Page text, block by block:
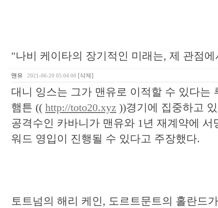
"나비 케이타의 장기적인 미래는, 제 관점
맨유 2021-06-20 05:04:00 [삭제]
대니 잉스는 그가 맨유로 이적할 수 있다는
햄튼 (( http://toto20.xyz ))경기에 집중하고
공격수인 카바니가 맨유와 1년 재계약에
워드 영입이 진행될 수 있다고 주장했다.
토트넘의 해리 케인, 도르트문트의 홀란드